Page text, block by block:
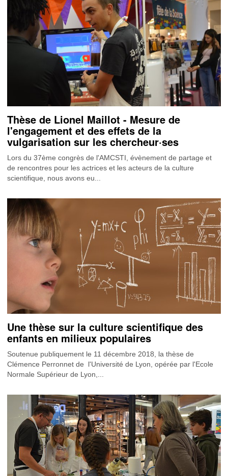
Thèse de Lionel Maillot - Mesure de
l'engagement et des effets de la
vulgarisation sur les chercheur·ses
Lors du 37ème congrès de l'AMCSTI, évènement de partage et
de rencontres pour les actrices et les acteurs de la culture
scientifique, nous avons eu...
Une thèse sur la culture scientifique des
enfants en milieux populaires
Soutenue publiquement le 11 décembre 2018, la thèse de
Clémence Perronnet de l'Université de Lyon, opérée par l'Ecole
Normale Supérieur de Lyon,...